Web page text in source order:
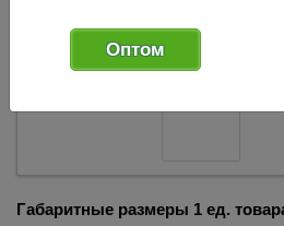
Габаритные размеры 1 ед.
Оптом